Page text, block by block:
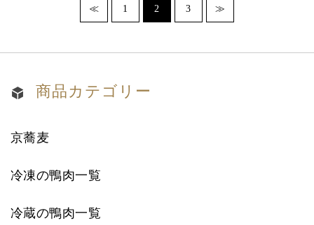
≪ 1 2 3 ≫
商品カテゴリー
京蕎麦
冷凍の鴨肉一覧
冷蔵の鴨肉一覧